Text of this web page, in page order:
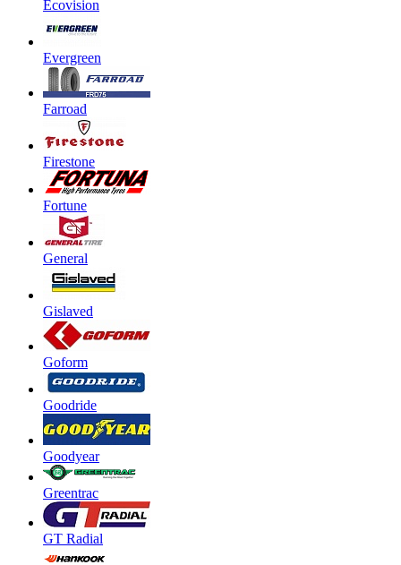
Ecovision
Evergreen
Farroad
Firestone
Fortune
General
Gislaved
Goform
Goodride
Goodyear
Greentrac
GT Radial